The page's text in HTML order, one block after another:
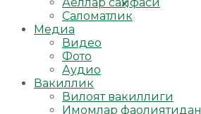
Саломатлик
Медиа
Видео
Фото
Аудио
Вакиллик
Вилоят вакиллиги
Имомлар фаолиятидан